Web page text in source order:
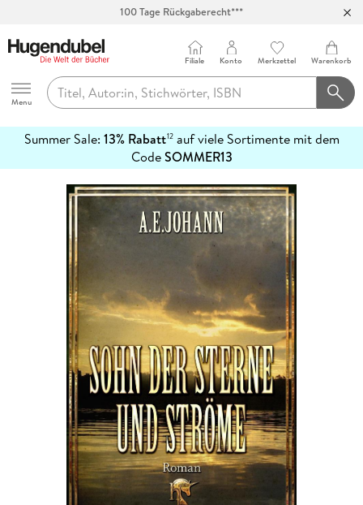
100 Tage Rückgaberecht***
Hugendubel
Menu
Filiale Konto Merkzettel Warenkorb
Summer Sale: 13% Rabatt12auf viele Sortimente mit dem
CodeSOMMER13
erfahren